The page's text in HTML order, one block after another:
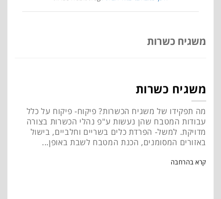
משגיח כשרות
משגיח כשרות
מה תפקידו של משגיח הכשרות? פיקוח- פיקוח על כלל
עבודות המטבח שהן נעשות ע"פ נהלי הכשרות בצורה
מדויקת. למשל- הפרדת כלים בשריים וחלביים, בישול
באזורים המסומנים, הכנת המטבח לשבת באופן...
קרא בהרחבה